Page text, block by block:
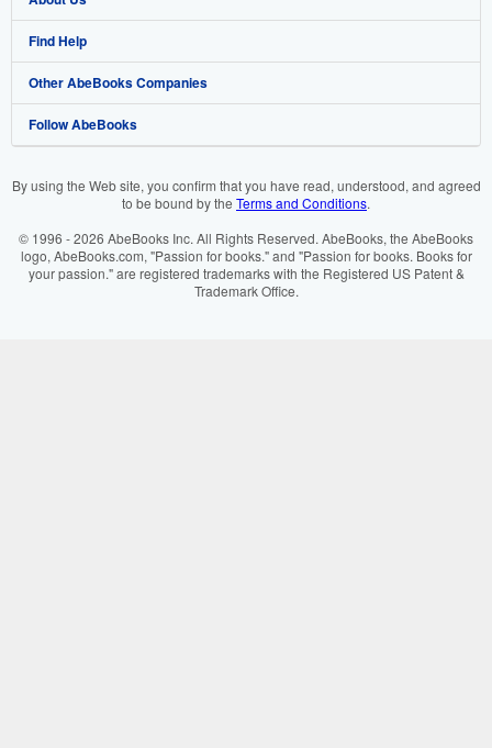
My Account
My Orders
View Basket
Join Our Affiliate Programme
Book Buyback
Refer a seller
About AbeBooks
Media
Careers
Cookie Preferences
Cookies Notice
Find Help
Help
Customer Service
Other AbeBooks Companies
AbeBooks.com
AbeBooks.it
Follow AbeBooks
By using the Web site, you confirm that you have read, understood, and agreed
to be bound by the Terms and Conditions.
© 1996 - 2026 AbeBooks Inc. All Rights Reserved. AbeBooks, the AbeBooks
logo, AbeBooks.com, "Passion for books." and "Passion for books. Books for
your passion." are registered trademarks with the Registered US Patent &
Trademark Office.